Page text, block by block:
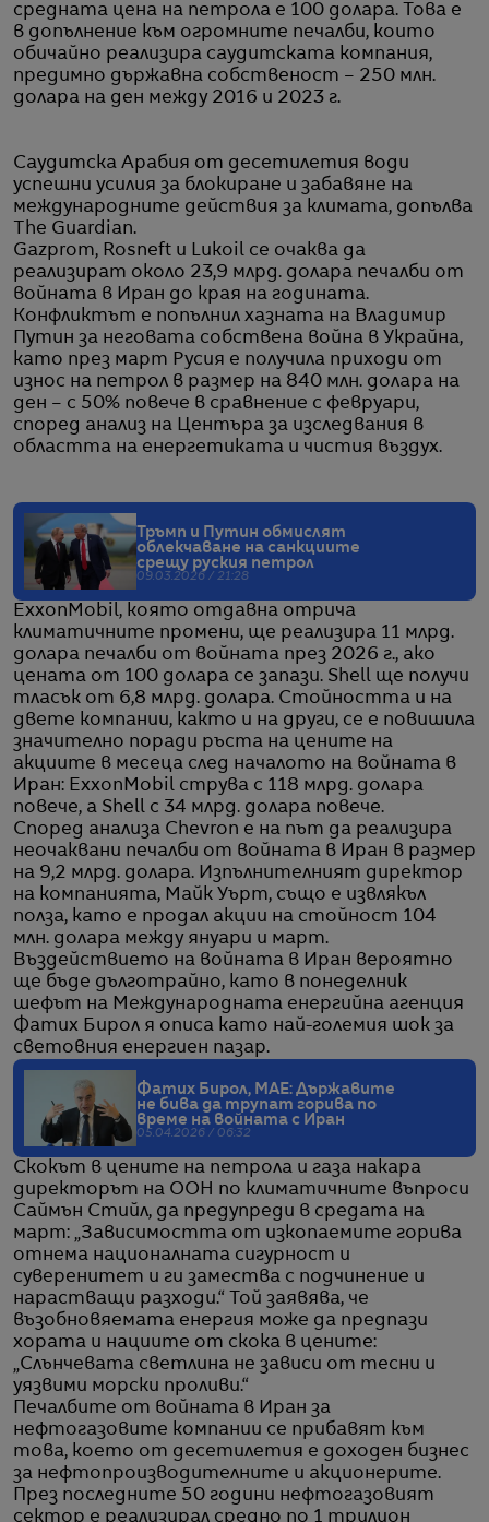
средната цена на петрола е 100 долара. Това е
в допълнение към огромните печалби, които
обичайно реализира саудитската компания,
предимно държавна собственост – 250 млн.
долара на ден между 2016 и 2023 г.
Саудитска Арабия от десетилетия води
успешни усилия за блокиране и забавяне на
международните действия за климата, допълва
The Guardian.
Gazprom, Rosneft и Lukoil се очаква да
реализират около 23,9 млрд. долара печалби от
войната в Иран до края на годината.
Конфликтът е попълнил хазната на Владимир
Путин за неговата собствена война в Украйна,
като през март Русия е получила приходи от
износ на петрол в размер на 840 млн. долара на
ден – с 50% повече в сравнение с февруари,
според анализ на Центъра за изследвания в
областта на енергетиката и чистия въздух.
Тръмп и Путин обмислят
облекчаване на санкциите
срещу руския петрол
09.03.2026 / 21:28
ExxonMobil, която отдавна отрича
климатичните промени, ще реализира 11 млрд.
долара печалби от войната през 2026 г., ако
цената от 100 долара се запази. Shell ще получи
тласък от 6,8 млрд. долара. Стойността и на
двете компании, както и на други, се е повишила
значително поради ръста на цените на
акциите в месеца след началото на войната в
Иран: ExxonMobil струва с 118 млрд. долара
повече, а Shell с 34 млрд. долара повече.
Според анализа Chevron е на път да реализира
неочаквани печалби от войната в Иран в размер
на 9,2 млрд. долара. Изпълнителният директор
на компанията, Майк Уърт, също е извлякъл
полза, като е продал акции на стойност 104
млн. долара между януари и март.
Въздействието на войната в Иран вероятно
ще бъде дълготрайно, като в понеделник
шефът на Международната енергийна агенция
Фатих Бирол я описа като най-големия шок за
световния енергиен пазар.
Фатих Бирол, МАЕ: Държавите
не бива да трупат горива по
време на войната с Иран
05.04.2026 / 06:32
Скокът в цените на петрола и газа накара
директорът на ООН по климатичните въпроси
Саймън Стийл, да предупреди в средата на
март: „Зависимостта от изкопаемите горива
отнема националната сигурност и
суверенитет и ги замества с подчинение и
нарастващи разходи.“ Той заявява, че
възобновяемата енергия може да предпази
хората и нациите от скока в цените:
„Слънчевата светлина не зависи от тесни и
уязвими морски проливи.“
Печалбите от войната в Иран за
нефтогазовите компании се прибавят към
това, което от десетилетия е доходен бизнес
за нефтопроизводителните и акционерите.
През последните 50 години нефтогазовият
сектор е реализирал средно по 1 трилион